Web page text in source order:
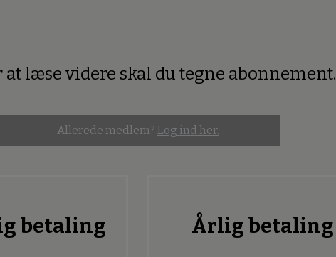
at læse videre skal du tegne abonnement.
Allerede medlem? Log ind her.
betaling Årlig betaling